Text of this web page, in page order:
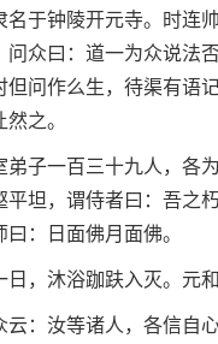
名于钟陵开元寺。时连
问众曰：道一为众说法
但问作么生，待渠有语
之。
弟子一百三十九人，各
平坦，谓侍者曰：吾之
：日面佛月面佛。
日，沐浴跏趺入灭。元
云：汝等诸人，各信自